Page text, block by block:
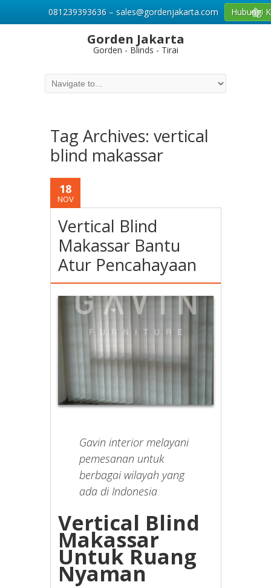
Gorden Jakarta
Gorden - Blinds - Tirai
Tag Archives: vertical
blind makassar
18
NOV
Vertical Blind
Makassar Bantu
Atur Pencahayaan
Gavin interior melayani
pemesanan untuk
berbagai wilayah yang
ada di Indonesia
Vertical Blind
Makassar
Untuk Ruang
Nyaman
081239393636 – sales@gordenjakarta.com Hubungi